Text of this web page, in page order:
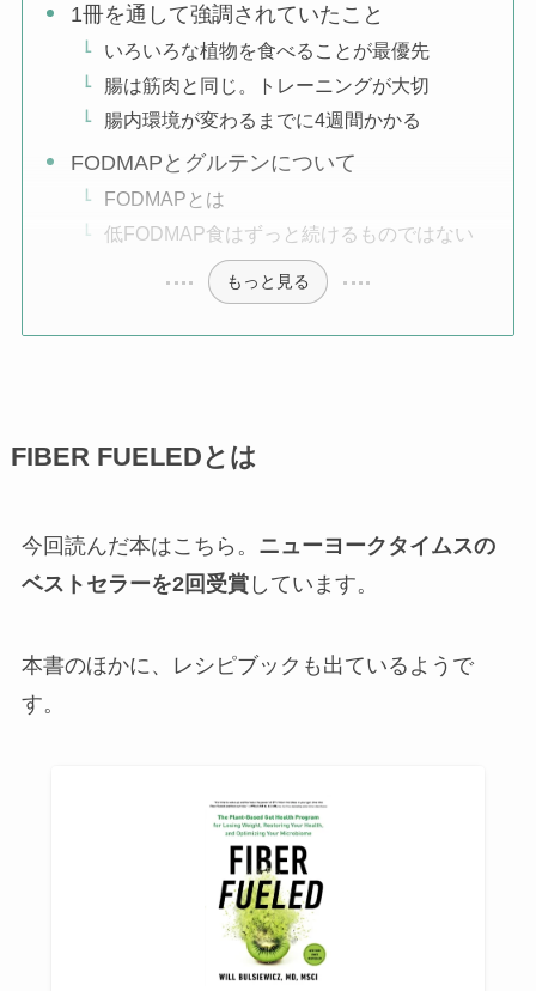
1冊を通して強調されていたこと
いろいろな植物を食べることが最優先
腸は筋肉と同じ。トレーニングが大切
腸内環境が変わるまでに4週間かかる
FODMAPとグルテンについて
FODMAPとは
低FODMAP食はずっと続けるものではない
もっと見る
FIBER FUELEDとは
今回読んだ本はこちら。 ニューヨークタイムスの
ベストセラーを2回受賞しています。
本書のほかに、レシピブックも出ているようで
す。